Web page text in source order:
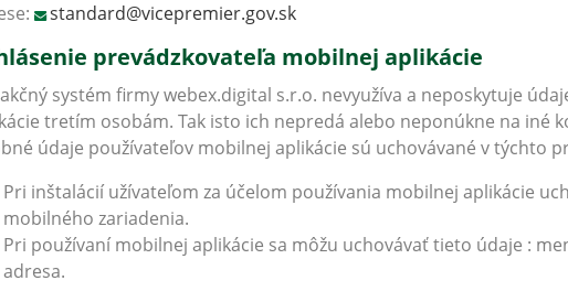
standard@vicepremier.gov.sk
prevádzkovateľa mobilnej aplikácie
systém firmy webex.digital s.r.o. nevyužíva a neposkytuje
tretím osobám. Tak isto ich nepredá alebo neponúkne na iné
údaje používateľov mobilnej aplikácie sú uchovávané v týchto
Pri inštalácií užívateľom za účelom používania mobilnej aplikácie
mobilného zariadenia.
Pri používaní mobilnej aplikácie sa môžu uchovávať tieto údaje :
adresa.